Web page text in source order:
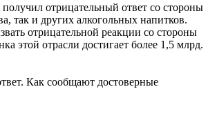
отрицательный ответ со стороны
так и других алкогольных напитков.
отрицательной реакции со стороны
этой отрасли достигает более 1,5 млрд.
Как сообщают достоверные